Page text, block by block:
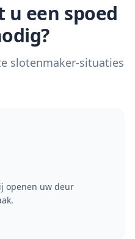
u een spoed
slotenmaker-situaties
openen uw deur